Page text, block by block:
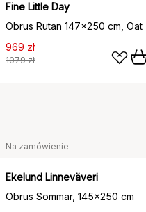
Fine Little Day
Obrus Rutan 147x250 cm, Oat
969 zł
1079 zł
Na zamówienie
Ekelund Linneväveri
Obrus Sommar, 145x250 cm